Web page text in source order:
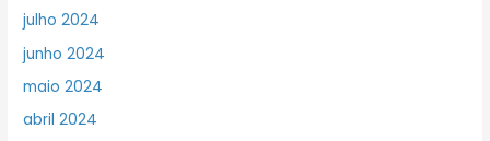
julho 2024
junho 2024
maio 2024
abril 2024